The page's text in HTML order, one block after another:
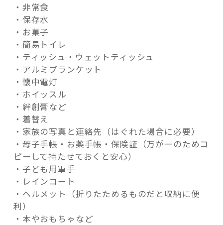
・非常食
・保存水
・お菓子
・簡易トイレ
・ティッシュ・ウェットティッシュ
・アルミブランケット
・懐中電灯
・ホイッスル
・絆創膏など
・着替え
・家族の写真と連絡先（はぐれた場合に必要）
・母子手帳・お薬手帳・保険証（万が一のためコ
ピーして持たせておくと安心）
・子ども用軍手
・レインコート
・ヘルメット（折りたためるものだと収納に便
利）
・本やおもちゃなど